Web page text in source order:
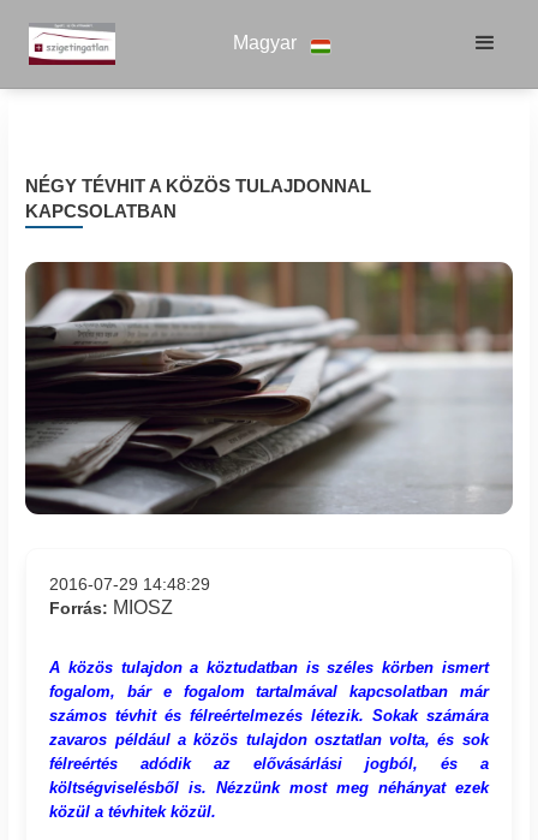
Magyar
NÉGY TÉVHIT A KÖZÖS TULAJDONNAL
KAPCSOLATBAN
2016-07-29 14:48:29
Forrás: MIOSZ
A közös tulajdon a köztudatban is széles körben ismert
fogalom, bár e fogalom tartalmával kapcsolatban már
számos tévhit és félreértelmezés létezik. Sokak számára
zavaros például a közös tulajdon osztatlan volta, és sok
félreértés adódik az elővásárlási jogból, és a
költségviselésből is. Nézzünk most meg néhányat ezek
közül a tévhitek közül.